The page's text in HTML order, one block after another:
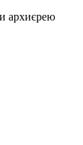
архиєрею